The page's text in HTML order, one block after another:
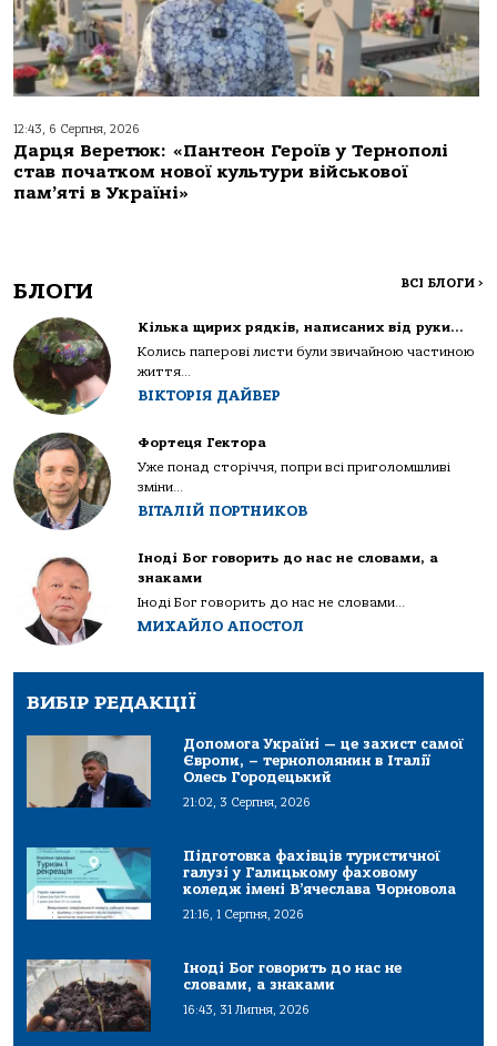
12:43, 6 Серпня, 2026
Дарця Веретюк: «Пантеон Героїв у Тернополі
став початком нової культури військової
пам’яті в Україні»
БЛОГИ ВСІ БЛОГИ >
Кілька щирих рядків, написаних від руки…
Колись паперові листи були звичайною частиною
життя...
ВІКТОРІЯ ДАЙВЕР
Фортеця Гектора
Уже понад сторіччя, попри всі приголомшливі
зміни...
ВІТАЛІЙ ПОРТНИКОВ
Іноді Бог говорить до нас не словами, а
знаками
Іноді Бог говорить до нас не словами...
МИХАЙЛО АПОСТОЛ
ВИБІР РЕДАКЦІЇ
Допомога Україні — це захист самої
Європи, – тернополянин в Італії
Олесь Городецький
21:02, 3 Серпня, 2026
Підготовка фахівців туристичної
галузі у Галицькому фаховому
коледж імені В’ячеслава Чорновола
21:16, 1 Серпня, 2026
Іноді Бог говорить до нас не
словами, а знаками
16:43, 31 Липня, 2026